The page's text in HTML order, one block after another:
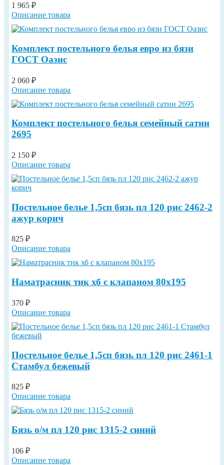
1 965 ₽
Описание товара
Комплект постельного белья евро из бязи
ГОСТ Оазис
2 060 ₽
Описание товара
Комплект постельного белья семейный сатин
2695
2 150 ₽
Описание товара
Постельное белье 1,5сп бязь пл 120 рис 2462-2
ажур корич
825 ₽
Описание товара
Наматрасник тик хб с клапаном 80х195
370 ₽
Описание товара
Постельное белье 1,5сп бязь пл 120 рис 2461-1
Стамбул бежевый
825 ₽
Описание товара
Бязь о/м пл 120 рис 1315-2 синий
106 ₽
Описание товара